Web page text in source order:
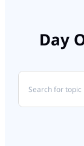
Day